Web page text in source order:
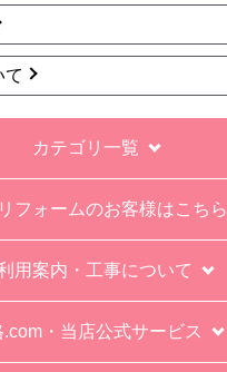
て
カテゴリ一覧
フォームのお客様はこちら
用案内・工事について
.com・当店公式サービス